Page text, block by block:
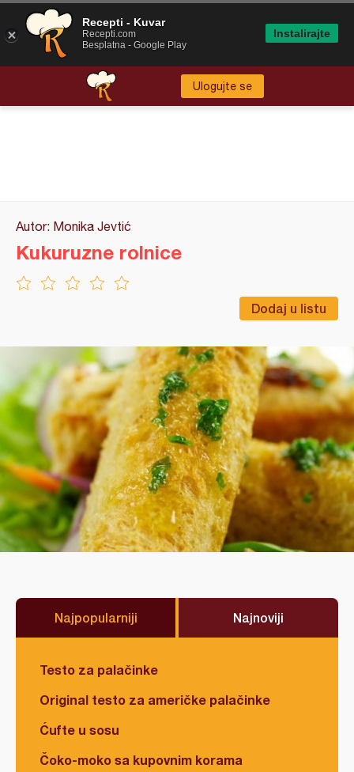
Ulogujte se
Autor: Monika Jevtić
Dodaj u listu
Kukuruzne rolnice
Najpopularniji Najnoviji
Testo za palačinke
Original testo za američke palačinke
Ćufte u sosu
Čoko-moko sa kupovnim korama
Recepti - Kuvar
Recepti.com
Besplatna - Google Play
Instalirajte